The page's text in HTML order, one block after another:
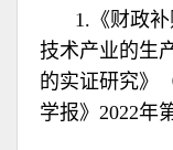
1.《财政
技术产业的生
的实证研究》
学报》2022年